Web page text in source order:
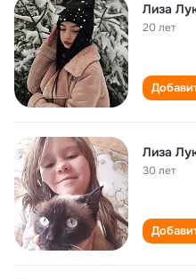
Лиза
20 лет
Лиза
30 лет